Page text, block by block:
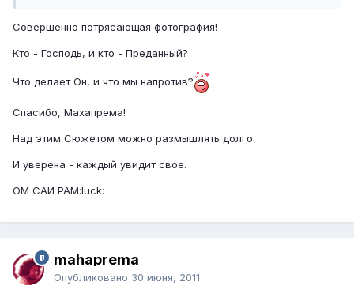
Совершенно потрясающая фотография!
Кто - Господь, и кто - Преданный?
Что делает Он, и что мы напротив?
Спасибо, Махапрема!
Над этим Сюжетом можно размышлять долго.
И уверена - каждый увидит свое.
ОМ САИ РАМ:luck:
mahaprema
Опубликовано 30 июня, 2011